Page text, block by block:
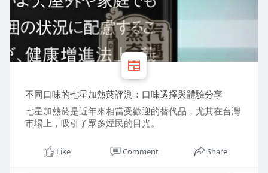
不同口味的七星加熱菸評測：口味選擇與體驗分享
七星加熱菸是近年來相當受歡迎的替代品，尤其在台灣
市場上，吸引了眾多煙民的目光。
Like Comment Share